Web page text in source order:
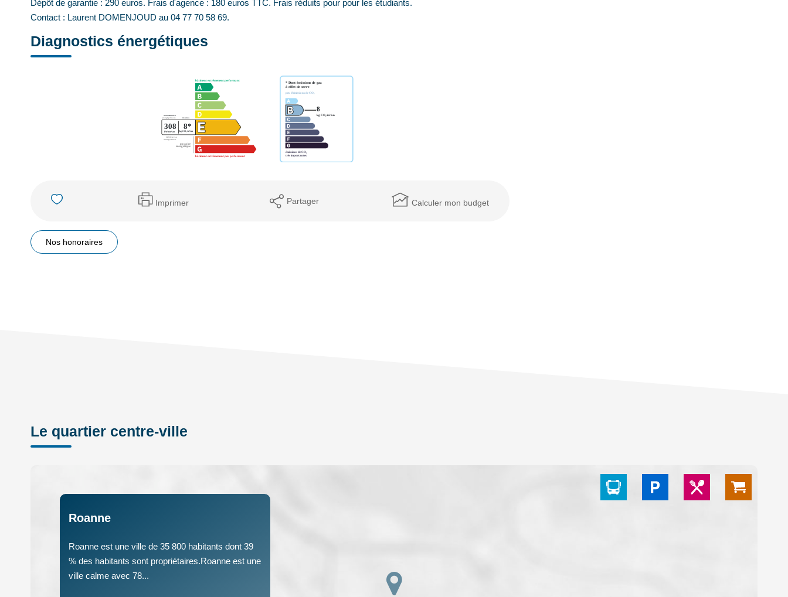
Dépôt de garantie : 290 euros. Frais d'agence : 180 euros TTC. Frais réduits pour pour les étudiants.
Contact : Laurent DOMENJOUD au 04 77 70 58 69.
Diagnostics énergétiques
Imprimer Partager Calculer mon budget
Nos honoraires
Le quartier centre-ville
Roanne
Roanne est une ville de 35 800 habitants dont 39
% des habitants sont propriétaires.Roanne est une
ville calme avec 78...